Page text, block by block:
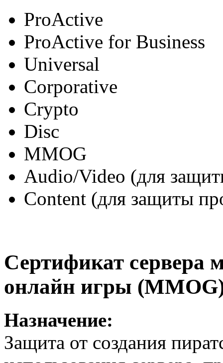
ProActive
ProActive for Business
Universal
Corporative
Crypto
Disc
MMOG
Audio/Video (для
Content (для защиты
Сертификат сервера
онлайн игры
Назначение:
Защита от создания